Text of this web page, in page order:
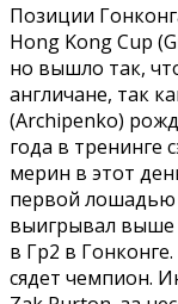
Позиции
Hong Kong Cup
но вышло так,
англичане, так
(Archipenko)
года в тренинге
мерин в этот
первой лошадью
выигрывал выше
в Гр2 в
сядет чемпион.